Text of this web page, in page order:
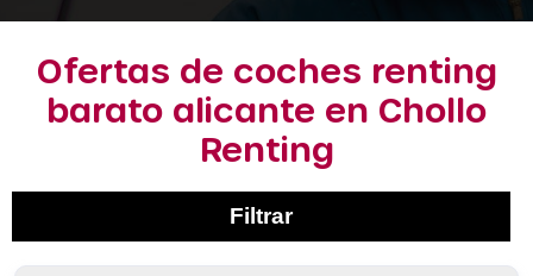
Ofertas de coches renting
barato alicante en Chollo
Renting
Filtrar